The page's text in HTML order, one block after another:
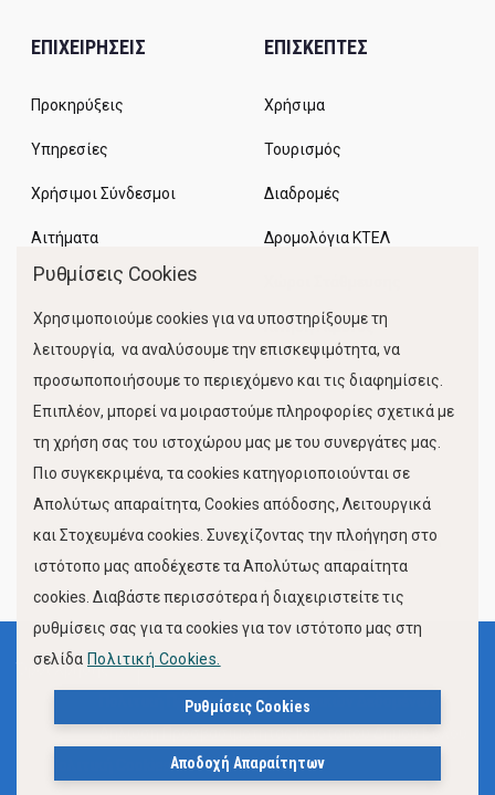
ΕΠΙΧΕΙΡΗΣΕΙΣ
Προκηρύξεις
Υπηρεσίες
Χρήσιμοι Σύνδεσμοι
Αιτήματα
ΕΠΙΣΚΕΠΤΕΣ
Χρήσιμα
Τουρισμός
Διαδρομές
Δρομολόγια ΚΤΕΛ
Κίνηση Λιμένος
FOLLOW US
Όροι Χρήσης
Πολιτική Προστασίας Προσωπικών Δεδομένων
Πολιτική Cookies
Ρυθμίσεις Cookies
Χρησιμοποιούμε cookies για να υποστηρίξουμε τη
λειτουργία, να αναλύσουμε την επισκεψιμότητα, να
προσωποποιήσουμε το περιεχόμενο και τις διαφημίσεις.
Επιπλέον, μπορεί να μοιραστούμε πληροφορίες σχετικά με
τη χρήση σας του ιστοχώρου μας με του συνεργάτες μας.
Πιο συγκεκριμένα, τα cookies κατηγοριοποιούνται σε
Απολύτως απαραίτητα, Cookies απόδοσης, Λειτουργικά
και Στοχευμένα cookies. Συνεχίζοντας την πλοήγηση στο
ιστότοπο μας αποδέχεστε τα Απολύτως απαραίτητα
cookies. Διαβάστε περισσότερα ή διαχειριστείτε τις
ρυθμίσεις σας για τα cookies για τον ιστότοπο μας στη
σελίδα Πολιτική Cookies.
Ρυθμίσεις Cookies
Αποδοχή Απαραίτητων